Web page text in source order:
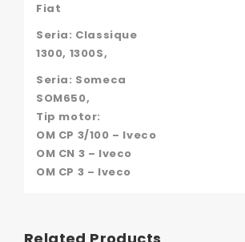
Fiat
Seria: Classique
1300, 1300S,
Seria: Someca
SOM650,
Tip motor:
OM CP 3/100 – Iveco
OM CN 3 – Iveco
OM CP 3 – Iveco